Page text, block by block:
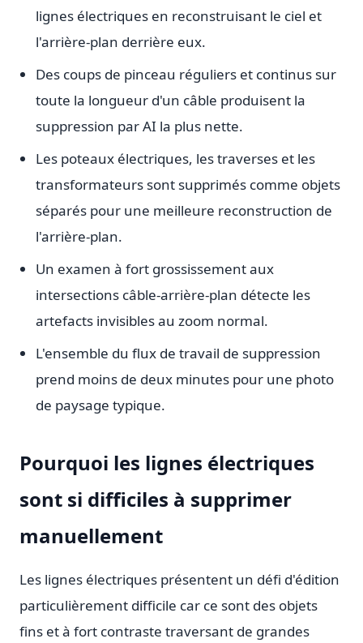
lignes électriques en reconstruisant le ciel et
l'arrière-plan derrière eux.
Des coups de pinceau réguliers et continus sur
toute la longueur d'un câble produisent la
suppression par AI la plus nette.
Les poteaux électriques, les traverses et les
transformateurs sont supprimés comme objets
séparés pour une meilleure reconstruction de
l'arrière-plan.
Un examen à fort grossissement aux
intersections câble-arrière-plan détecte les
artefacts invisibles au zoom normal.
L'ensemble du flux de travail de suppression
prend moins de deux minutes pour une photo
de paysage typique.
Pourquoi les lignes électriques
sont si difficiles à supprimer
manuellement
Les lignes électriques présentent un défi d'édition
particulièrement difficile car ce sont des objets
fins et à fort contraste traversant de grandes